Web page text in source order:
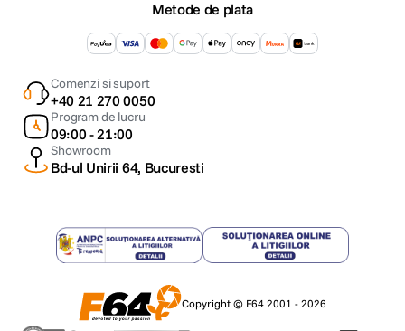
Metode de plata
Comenzi si suport
+40 21 270 0050
Program de lucru
09:00 - 21:00
Showroom
Bd-ul Unirii 64, Bucuresti
Copyright © F64 2001 - 2026